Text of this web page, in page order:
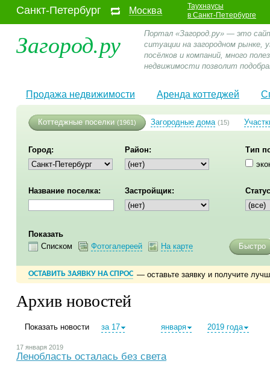
Санкт-Петербург Москва
Таухнаусы
в Санкт-Петербурге
Загород.ру
Портал «Загород.ру» — это
ситуации на загородном
посёлков и компаний, много
недвижимости позволит
Продажа недвижимости Аренда коттеджей
Коттеджные поселки (1961) Загородные дома (15)
Город: Район:
Тип
Название поселка: Застройщик:
Показать
Списком
Фотогалереей На карте Быстро
ОСТАВИТЬ ЗАЯВКУ НА СПРОС — оставьте заявку и получите
Архив новостей
Показать новости за 17 января 2019 года
17 января 2019
Ленобласть осталась без света